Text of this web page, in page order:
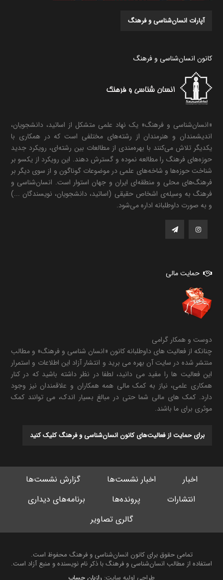
آپارات انسان‌شناسی و فرهنگ
کانون انسان‌شناسی و فرهنگ
«انسان‌شناسی و فرهنگ» یک نهاد علمی متشکل از اساتید، دانشجویان،
اندیشمندان و هنرمندان از رشته‌های مختلفی است که در همکاری با
یکدیگر تلاش می‌کنند با بهره‌مندی از مطالعات بین رشته‌ای، رویکرد جدید
حوزه‌های فرهنگ را مطالعه نموده و گسترش دهند. این رویکرد از یکسو بر
شناخت حوزه‌ها و شاخه‌های علمی در موضوعات گوناگون و از سوی دیگر بر
فرهنگ‌های محلی و منطقه‌ای ایران و جهان استوار است. انسان‌شناسی و
فرهنگ به وسیله‌ی اشخاص حقیقی (اساتید، دانشجویان، نویسندگان ...)
و به صورت داوطلبانه اداره می‌شود.
حمایت مالی
دوست و همکار گرامی
چنانکه از فعالیت های داوطلبانه کانون «انسان شناسی و فرهنگ» و مطالب
منتشر شده در سایت آن بهره می برید و انتشار آزاد این اطلاعات و استمرار
این فعالیت ها را مفید می دانید، لطفا در نظر داشته باشید که در کنار
همکاری علمی، نیاز به کمک مالی همه همکاران و علاقمندان نیز وجود
دارد. کمک های مالی شما حتی در مبالغ بسیار اندک، می توانند کمک
موثری برای ما باشند.
برای حمایت از فعالیت‌های کانون انسان‌شناسی و فرهنگ کلیک کنید
اخبار اخبار نشست‌ها
گزارش نشست‌ها
انتشارات
پرونده‌ها
برنامه‌های دیداری
گالری تصاویر
تمامی حقوق برای کانون انسان‌شناسی و فرهنگ محفوظ است.
استفاده از مطالب انسان‌شناسی و فرهنگ با ذکر نام نویسنده و منبع آزاد است.
طراحی اولیه سایت:رازبان حساب